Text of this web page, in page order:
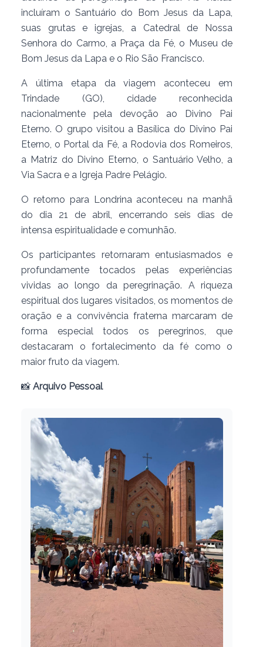
incluíram o Santuário do Bom Jesus da Lapa,
suas grutas e igrejas, a Catedral de Nossa
Senhora do Carmo, a Praça da Fé, o Museu de
Bom Jesus da Lapa e o Rio São Francisco.
A última etapa da viagem aconteceu em
Trindade (GO), cidade reconhecida
nacionalmente pela devoção ao Divino Pai
Eterno. O grupo visitou a Basílica do Divino Pai
Eterno, o Portal da Fé, a Rodovia dos Romeiros,
a Matriz do Divino Eterno, o Santuário Velho, a
Via Sacra e a Igreja Padre Pelágio.
O retorno para Londrina aconteceu na manhã
do dia 21 de abril, encerrando seis dias de
intensa espiritualidade e comunhão.
Os participantes retornaram entusiasmados e
profundamente tocados pelas experiências
vividas ao longo da peregrinação. A riqueza
espiritual dos lugares visitados, os momentos de
oração e a convivência fraterna marcaram de
forma especial todos os peregrinos, que
destacaram o fortalecimento da fé como o
maior fruto da viagem.
📸 Arquivo Pessoal